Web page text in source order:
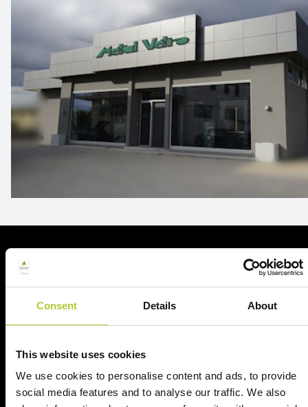
Consent Details About
This website uses cookies
We use cookies to personalise content and ads, to provide
social media features and to analyse our traffic. We also
Il tuo nome, cognome e l'indirizzo del tuo progetto
Nome e cognome